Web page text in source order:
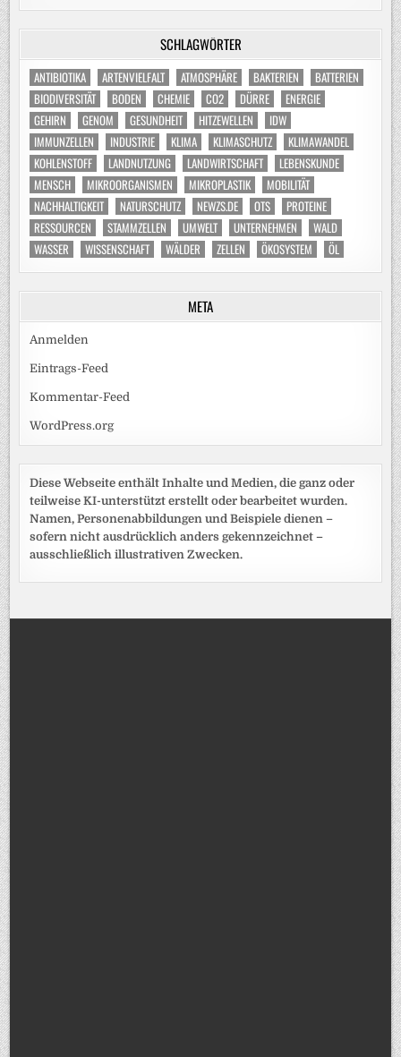
SCHLAGWÖRTER
ANTIBIOTIKA ARTENVIELFALT ATMOSPHÄRE BAKTERIEN
BATTERIEN
BIODIVERSITÄT
BODEN CHEMIE CO2 DÜRRE
ENERGIE
GEHIRN
GENOM GESUNDHEIT HITZEWELLEN
IDW
IMMUNZELLEN
INDUSTRIE KLIMA KLIMASCHUTZ
KLIMAWANDEL
KOHLENSTOFF
LANDNUTZUNG LANDWIRTSCHAFT
LEBENSKUNDE
MENSCH
MIKROORGANISMEN MIKROPLASTIK
MOBILITÄT
NACHHALTIGKEIT
NATURSCHUTZ NEWZS.DE OTS
PROTEINE
RESSOURCEN
STAMMZELLEN UMWELT UNTERNEHMEN
WALD
WASSER
WISSENSCHAFT WÄLDER ZELLEN ÖKOSYSTEM ÖL
META
Anmelden
Eintrags-Feed
Kommentar-Feed
WordPress.org
Diese Webseite enthält Inhalte und Medien, die ganz oder
teilweise KI-unterstützt erstellt oder bearbeitet wurden.
Namen, Personenabbildungen und Beispiele dienen –
sofern nicht ausdrücklich anders gekennzeichnet –
ausschließlich illustrativen Zwecken.